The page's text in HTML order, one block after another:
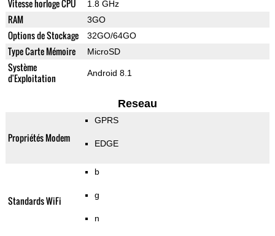
Vitesse horloge CPU 1.8 GHz
RAM 3GO
Options de Stockage 32GO/64GO
Type Carte Mémoire MicroSD
Système
d'Exploitation
Android 8.1
Reseau
Propriétés Modem
GPRS
EDGE
Standards WiFi
b
g
n